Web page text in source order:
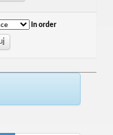
In order